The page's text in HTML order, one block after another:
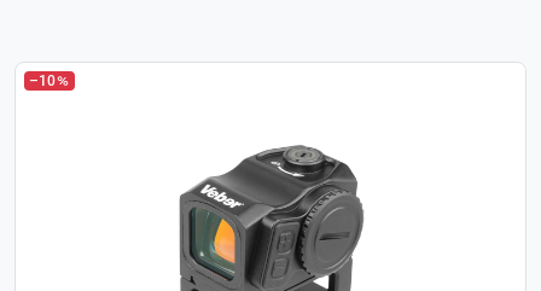
–10